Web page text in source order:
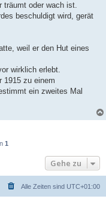
träumt oder wach ist.
beschuldigt wird, gerät
weil er den Hut eines
wirklich erlebt.
1915 zu einem
ein zweites Mal
1
Gehe zu
Alle Zeiten sind UTC+01:00